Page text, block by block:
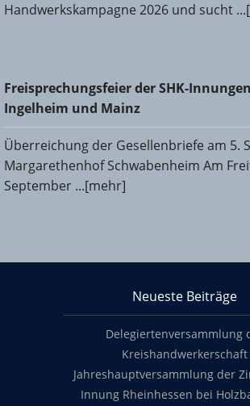
Handwerkskampagne 2026 und sucht
Freisprechungsfeier der SHK-Innungen
und Mainz
Freisprechungsfeier der SHK-
Ingelheim und Mainz
Überreichung der Gesellenbriefe am 5.
Margarethenhof Schwabenheim Am
September ...[mehr]
Neueste Beiträge
Delegiertenversammlung
Kreishandwerkerschaft
Jahreshauptversammlung der
Innung Rheinhessen bei